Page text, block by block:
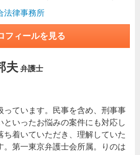
法律事務所
フィールを見る
夫 弁護士
っています。民事を含め、刑事事
といったお悩みの案件にも対応し
ち着いていただき、理解していた
。第一東京弁護士会所属。りのは